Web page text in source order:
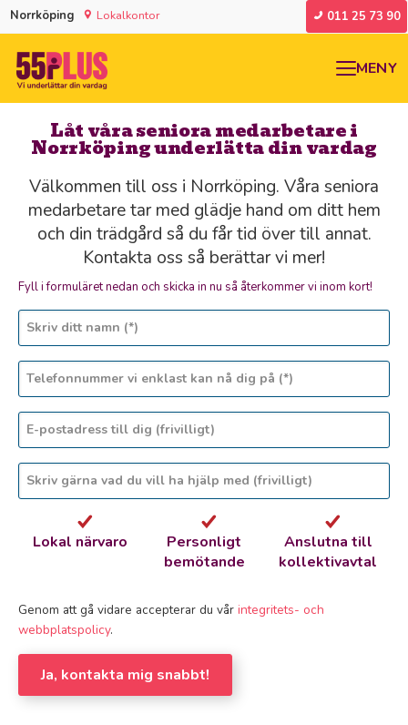
Norrköping Lokalkontor 011 25 73 90
MENY
Låt våra seniora medarbetare i
Norrköping underlätta din vardag
Välkommen till oss i Norrköping. Våra seniora
medarbetare tar med glädje hand om ditt hem
och din trädgård så du får tid över till annat.
Kontakta oss så berättar vi mer!
Fyll i formuläret nedan och skicka in nu så återkommer vi inom kort!
Lokal närvaro
Personligt
bemötande
Anslutna till
kollektivavtal
Genom att gå vidare accepterar du vår integritets- och
webbplatspolicy.
Ja, kontakta mig snabbt!